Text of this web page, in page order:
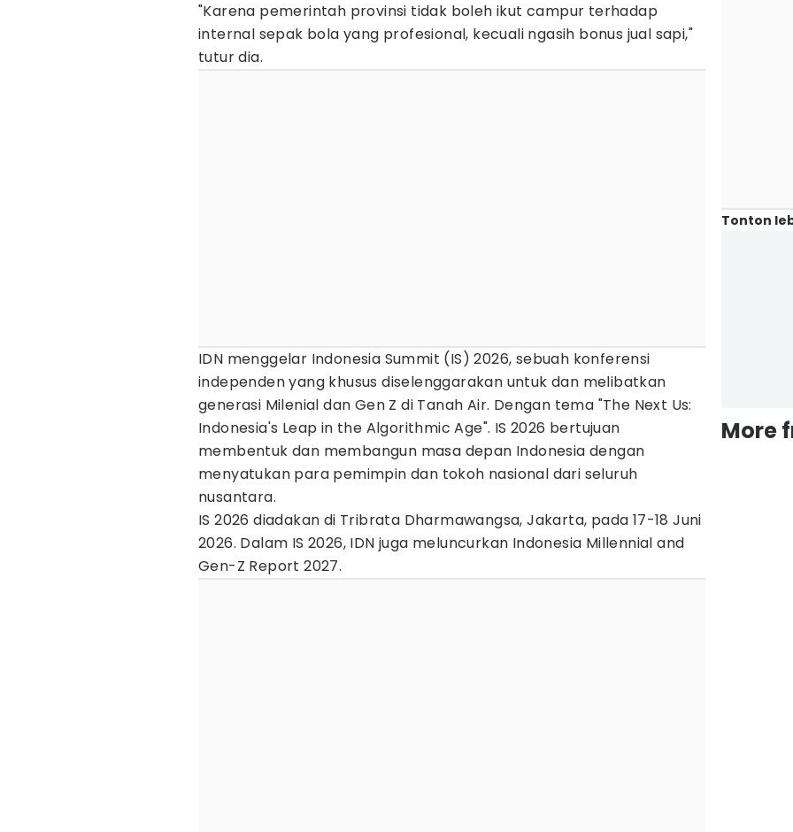
"Karena pemerintah provinsi tidak boleh ikut campur terhadap
internal sepak bola yang profesional, kecuali ngasih bonus jual sapi,"
tutur dia.
IDN menggelar Indonesia Summit (IS) 2026, sebuah konferensi
independen yang khusus diselenggarakan untuk dan melibatkan
generasi Milenial dan Gen Z di Tanah Air. Dengan tema "The Next Us:
Indonesia's Leap in the Algorithmic Age". IS 2026 bertujuan
membentuk dan membangun masa depan Indonesia dengan
menyatukan para pemimpin dan tokoh nasional dari seluruh
nusantara.
IS 2026 diadakan di Tribrata Dharmawangsa, Jakarta, pada 17-18 Juni
2026. Dalam IS 2026, IDN juga meluncurkan Indonesia Millennial and
Gen-Z Report 2027.
Tonton
More